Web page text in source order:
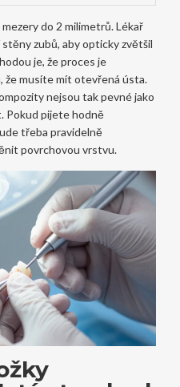
do 2 milimetrů. Lékař
zubů, aby opticky zvětšil
je, že proces je
že musíte mít otevřená ústa.
nejsou tak pevné jako
Pokud pijete hodně
třeba pravidelně
povrchovou vrstvu.